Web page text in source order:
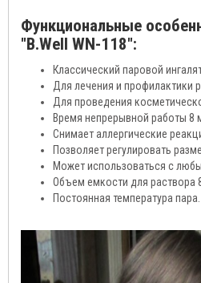
Функциональные
"B.Well WN-118":
Классический паровой
Для лечения и профилактики
Для проведения
Время непрерывной работы 8
Снимает аллергические
Позволяет регулировать
Может использоваться с
Объем емкости для раствора
Постоянная температура пара.